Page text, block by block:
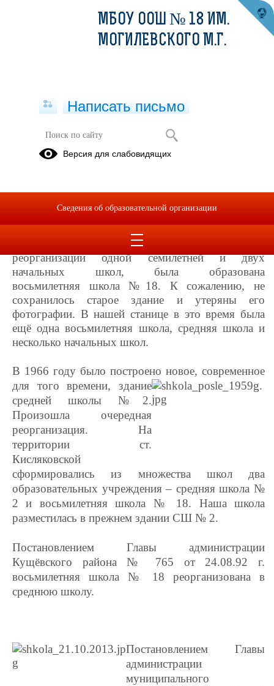
О нашей школе
образования Кущевский район.
учреждение ведёт с 1956 года, когда, вследствие
реорганизации одной семилетней и двух
начальных школ, была образована
восьмилетняя школа №18. К сожалению, не
сохранилось старое здание и утеряны его
фотографии. В нашей станице в это время была
ещё одна восьмилетняя школа, средняя школа и
несколько начальных школ.
В 1966 году было построено новое, современное
для того времени, здание
средней школы №2.
Произошла очередная
реорганизация. На
территории ст.
Кисляковской
сформировались из множества школ два
образовательных учреждения – средняя школа №
2 и восьмилетняя школа № 18. Наша школа
разместилась в прежнем здании СШ № 2.
Постановлением Главы администрации
Кущёвского района № 765 от 24.08.92 г.
восьмилетняя школа № 18 реорганизована в
среднюю школу.
Постановлением Главы
администрации
муниципального
МБОУ ООШ № 18 ИМ.
МОГИЛЕВСКОГО М.Г.
Написать письмо
Версия для слабовидящих
Сведения об образовательной организации